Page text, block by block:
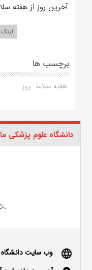
آخرین روز از هفته
برچسب ها
هفته سلامت روز
دانشگاه علوم پزشکی
language وب سایت دانشگاه